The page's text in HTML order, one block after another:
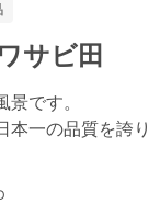
サビ田
です。
本一の品質を誇り